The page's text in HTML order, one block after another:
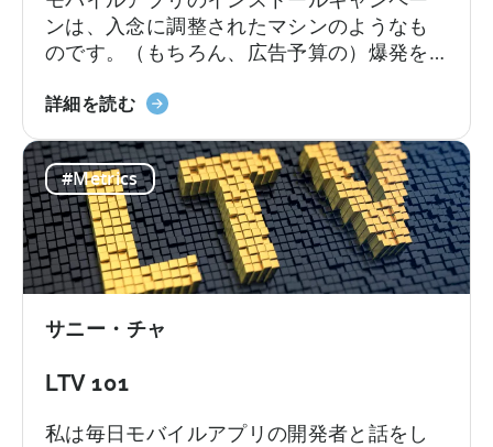
ョ
ン
フ
ァ
ネ
ル
に
つ
い
て
ンは、入念に調整されたマシンのようなも
のです。（もちろん、広告予算の）爆発を
必要です。クリエイティブの編集から、実
釈まで、成功するためにはすべてを正しく
行う必要があります。私たちは、広告の立
ち上げから運用開始までの7つのヒントをま
とめました。
詳細を読むモ
イ
ル
ア
プ
リ
イ
ン
ス
#Metrics
サニー・チャ
LTV 101
私は毎日モバイルアプリの開発者と話をし